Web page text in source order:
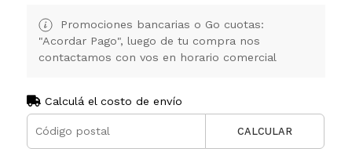
Promociones bancarias o Go cuotas:
"Acordar Pago", luego de tu compra nos
contactamos con vos en horario comercial
Calculá el costo de envío
CALCULAR